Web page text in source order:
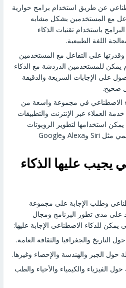
عن طريق استخدام برامج حوارية
مع المستخدمين بشكل مشابه
باستخدام تقنيات الذكاء
اللغة الطبيعية.
على التفاعل مع المستخدمين
للمستخدمين الدردشة مع الذكاء
على الإجابات السريعة والدقيقة
صحيح.
الاصطناعي في مجموعة واسعة من
العملاء عبر الإنترنت والتطبيقات
يمكن استخدامها لتطوير الروبوتات
الذكية والمساعد الشخصي الرقمي مثل Siri وAlexa وGoogle
يجيب عليها الذكاء
وطلب الإجابة على مجموعة
على مدى تطور البرنامج ومجال
للذكاء الاصطناعي الإجابة عليها:
حول الفيزياء والكيمياء والأحياء والطب